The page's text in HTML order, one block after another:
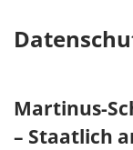
Martinus-
– Staatlich